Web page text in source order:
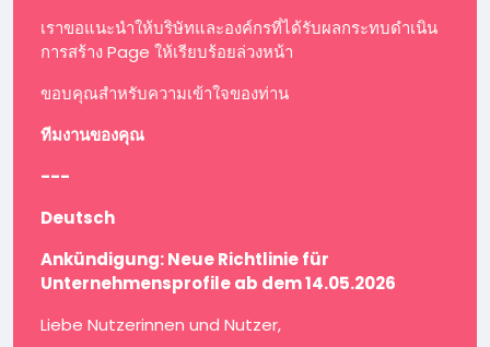
เราขอแนะนำให้บริษัทและองค์กรที่ได้รับผลกระทบดำเนิน
การสร้าง Page ให้เรียบร้อยล่วงหน้า
ขอบคุณสำหรับความเข้าใจของท่าน
ทีมงานของคุณ
---
Deutsch
Ankündigung: Neue Richtlinie für
Unternehmensprofile ab dem 14.05.2026
Liebe Nutzerinnen und Nutzer,